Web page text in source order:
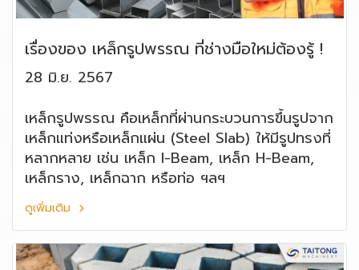
เรื่องของ เหล็กรูปพรรณ ที่ช่างมือใหม่ต้องรู้ !
28 มิ.ย. 2567
เหล็กรูปพรรณ คือเหล็กที่ผ่านกระบวนการขึ้นรูปจาก
เหล็กแท่งหรือเหล็กแผ่น (Steel Slab) ให้มีรูปทรงที่
หลากหลาย เช่น เหล็ก I-Beam, เหล็ก H-Beam,
เหล็กราง, เหล็กฉาก หรือท่อ ฯลฯ
ดูเพิ่มเติม